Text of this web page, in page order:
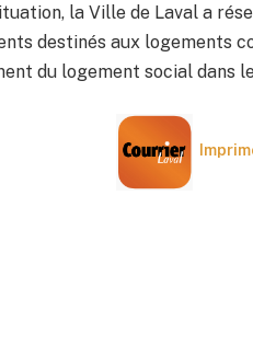
la Ville de Laval a
destinés aux logements
du logement social dans